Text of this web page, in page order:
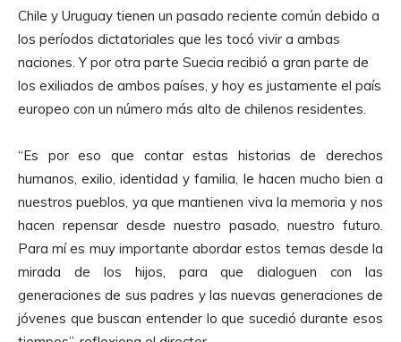
Chile y Uruguay tienen un pasado reciente común debido a
los períodos dictatoriales que les tocó vivir a ambas
naciones. Y por otra parte Suecia recibió a gran parte de
los exiliados de ambos países, y hoy es justamente el país
europeo con un número más alto de chilenos residentes.
“Es por eso que contar estas historias de derechos
humanos, exilio, identidad y familia, le hacen mucho bien a
nuestros pueblos, ya que mantienen viva la memoria y nos
hacen repensar desde nuestro pasado, nuestro futuro.
Para mí es muy importante abordar estos temas desde la
mirada de los hijos, para que dialoguen con las
generaciones de sus padres y las nuevas generaciones de
jóvenes que buscan entender lo que sucedió durante esos